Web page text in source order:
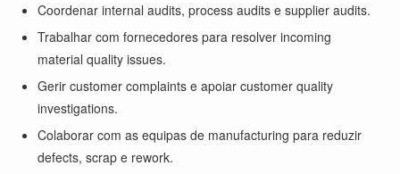
Coordenar internal audits, process audits e supplier audits.
Trabalhar com fornecedores para resolver incoming
material quality issues.
Gerir customer complaints e apoiar customer quality
investigations.
Colaborar com as equipas de manufacturing para reduzir
defects, scrap e rework.